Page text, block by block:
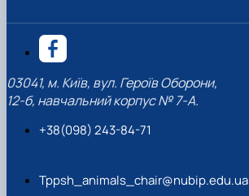
03041, м. Київ, вул. Героїв Оборони,
12-б, навчальний корпус № 7-А.
+38(098) 243-84-71
Tppsh_animals_chair@nubip.edu.ua